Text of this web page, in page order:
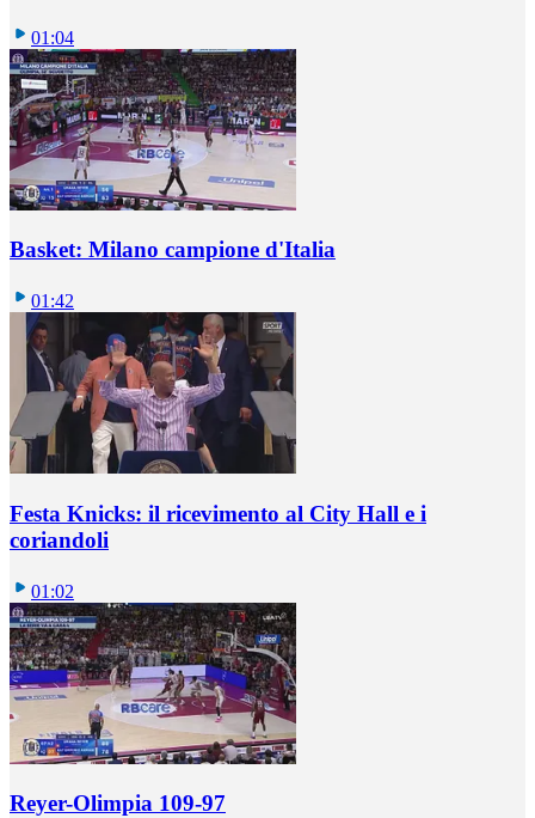
01:04
Basket: Milano campione d'Italia
01:42
Festa Knicks: il ricevimento al City Hall e i
coriandoli
01:02
Reyer-Olimpia 109-97